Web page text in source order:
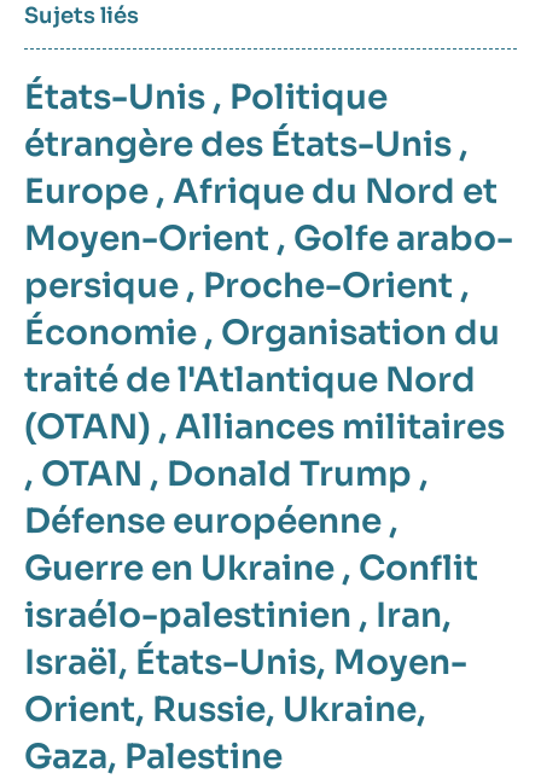
Sujets liés
États-Unis , Politique
étrangère des États-Unis ,
Europe , Afrique du Nord et
Moyen-Orient , Golfe arabo-
persique , Proche-Orient ,
Économie , Organisation du
traité de l'Atlantique Nord
(OTAN) , Alliances militaires
, OTAN , Donald Trump ,
Défense européenne ,
Guerre en Ukraine , Conflit
israélo-palestinien , Iran,
Israël, États-Unis, Moyen-
Orient, Russie, Ukraine,
Gaza, Palestine